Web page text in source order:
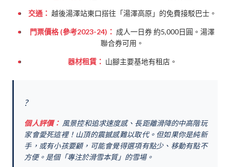
交通： 越後湯澤站東口搭往「湯澤高原」的免費接駁巴士。
門票價格 (參考2023-24)： 成人一日券 約5,000日圓。湯澤
聯合券可用。
器材租賃： 山腳主要基地有租店。
?️
個人評價： 風景控和追求速度感、長距離滑降的中高階玩
家會愛死這裡！山頂的震撼感難以取代。但如果你是純新
手，或有小孩要顧，可能會覺得選項有點少、移動有點不
方便。是個「專注於滑雪本質」的雪場。